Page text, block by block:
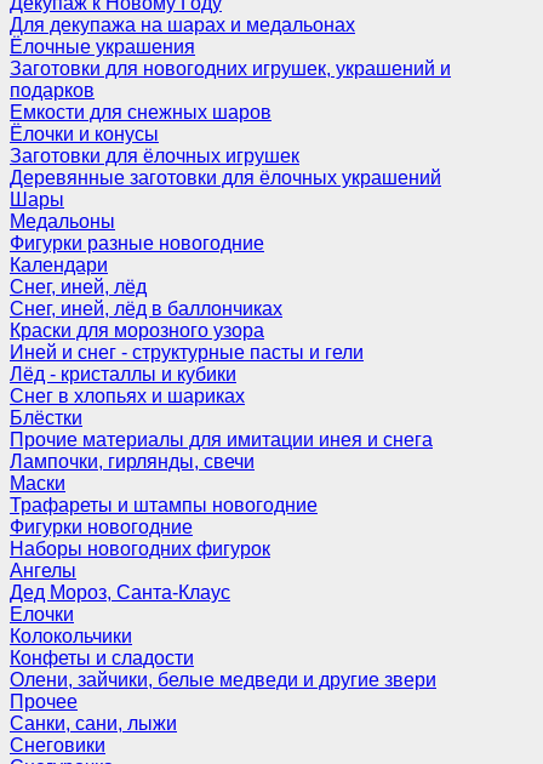
Для декупажа на шарах и медальонах
Ёлочные украшения
Заготовки для новогодних игрушек, украшений и
подарков
Емкости для снежных шаров
Ёлочки и конусы
Заготовки для ёлочных игрушек
Деревянные заготовки для ёлочных украшений
Шары
Медальоны
Фигурки разные новогодние
Календари
Снег, иней, лёд
Снег, иней, лёд в баллончиках
Краски для морозного узора
Иней и снег - структурные пасты и гели
Лёд - кристаллы и кубики
Снег в хлопьях и шариках
Блёстки
Прочие материалы для имитации инея и снега
Лампочки, гирлянды, свечи
Маски
Трафареты и штампы новогодние
Фигурки новогодние
Наборы новогодних фигурок
Ангелы
Дед Мороз, Санта-Клаус
Елочки
Колокольчики
Конфеты и сладости
Олени, зайчики, белые медведи и другие звери
Прочее
Санки, сани, лыжи
Снеговики